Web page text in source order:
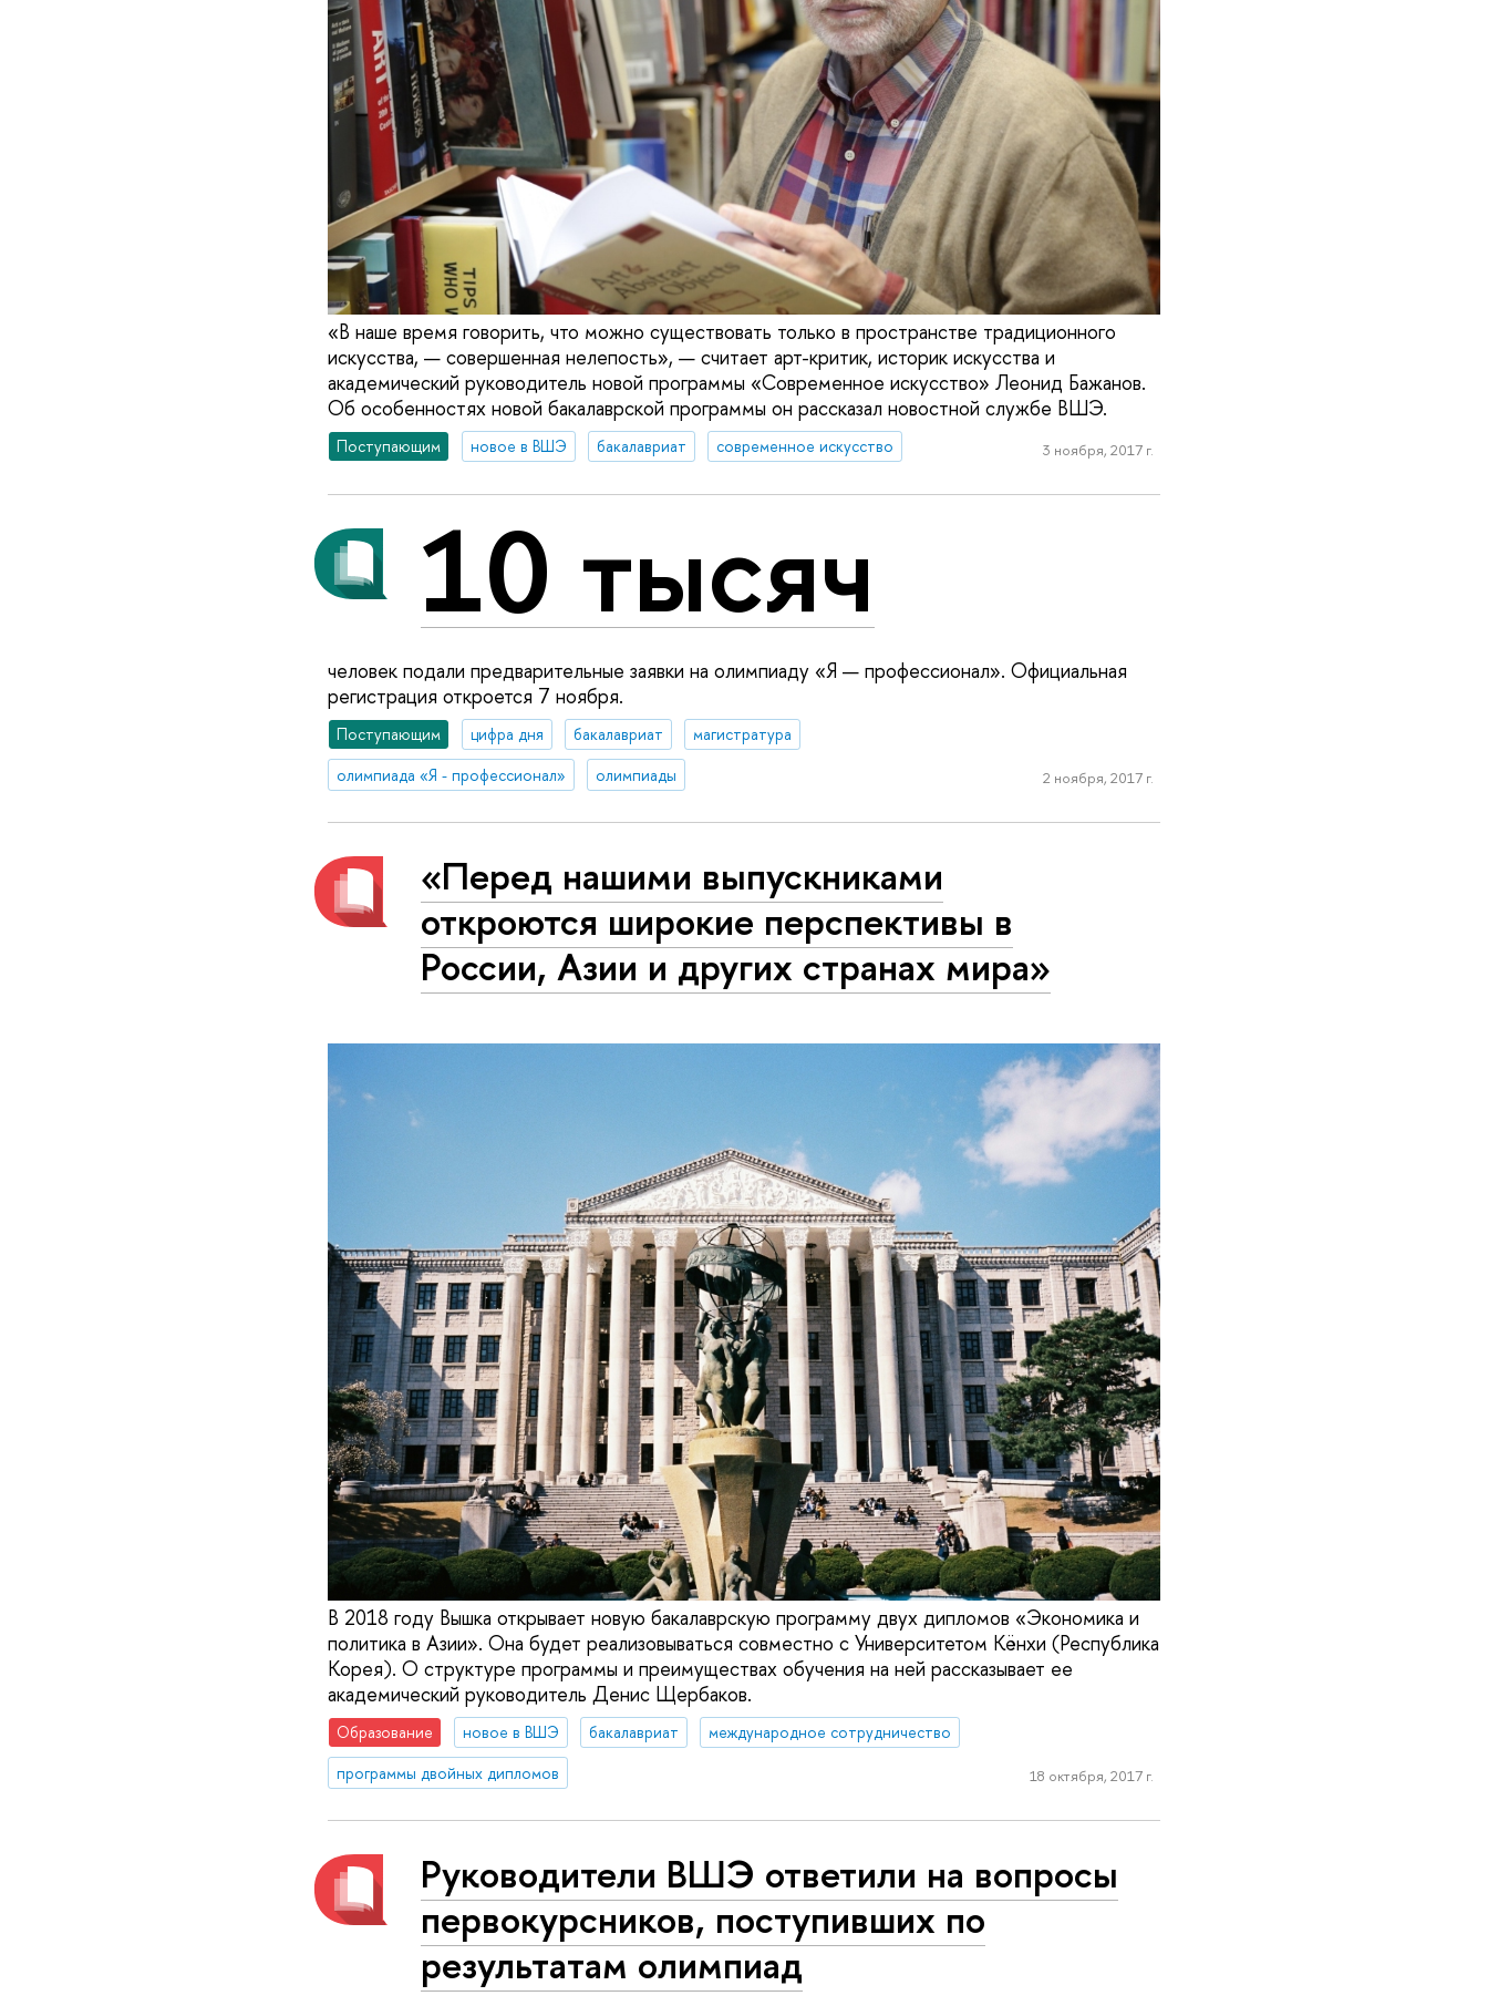
«В наше время говорить, что можно существовать только в пространстве традиционного
искусства, — совершенная нелепость», — считает арт-критик, историк искусства и
академический руководитель новой программы «Современное искусство» Леонид Бажанов.
Об особенностях новой бакалаврской программы он рассказал новостной службе ВШЭ.
Поступающим новое в ВШЭ бакалавриат современное искусство 3 ноября, 2017 г.
10 тысяч
человек подали предварительные заявки на олимпиаду «Я — профессионал». Официальная
регистрация откроется 7 ноября.
Поступающим цифра дня бакалавриат
магистратура
олимпиада «Я - профессионал»
олимпиады 2 ноября, 2017 г.
«Перед нашими выпускниками
откроются широкие перспективы в
России, Азии и других странах мира»
В 2018 году Вышка открывает новую бакалаврскую программу двух дипломов «Экономика и
политика в Азии». Она будет реализовываться совместно с Университетом Кёнхи (Республика
Корея). О структуре программы и преимуществах обучения на ней рассказывает ее
академический руководитель Денис Щербаков.
Образование новое в ВШЭ бакалавриат
международное сотрудничество
программы двойных дипломов
18 октября, 2017 г.
Руководители ВШЭ ответили на вопросы
первокурсников, поступивших по
результатам олимпиад